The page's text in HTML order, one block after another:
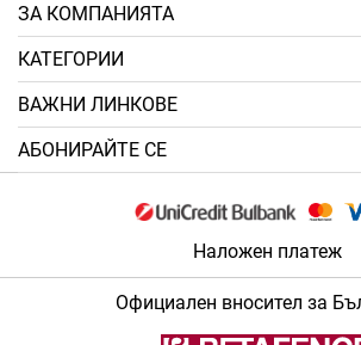
ЗA КОМПАНИЯТА
КАТЕГОРИИ
ВАЖНИ ЛИНКОВЕ
АБОНИРАЙТЕ СЕ
Наложен платеж
Официален вносител за